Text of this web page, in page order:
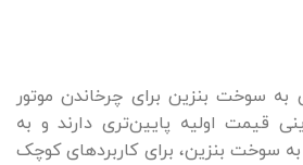
به سوخت بنزین برای چرخاندن موتور
قیمت اولیه پایین‌تری دارند و به
سوخت بنزین، برای کاربردهای کوچک